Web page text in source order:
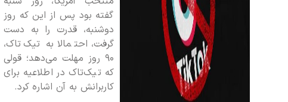
گفته بود پس از این که روز
دوشنبه، قدرت را به دست
گرفت، احتمالا به تیک‌تاک،
۹۰ روز مهلت می‌دهد؛ قولی
که تیک‌تاک در اطلاعیه برای
کاربرانش به آن اشاره کرد.